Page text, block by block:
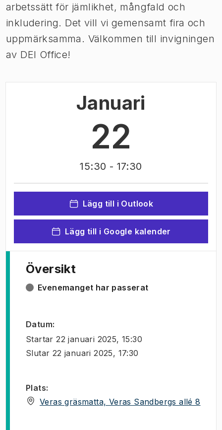
arbetssätt för jämlikhet, mångfald och
inkludering. Det vill vi gemensamt fira och
uppmärksamma. Välkommen till invigningen
av DEI Office!
Januari
22
15:30 - 17:30
Lägg till i Outlook
Lägg till i Google kalender
Översikt
Evenemanget har passerat
Datum:
Startar 22 januari 2025, 15:30
Slutar 22 januari 2025, 17:30
Plats:
Veras gräsmatta, Veras Sandbergs allé 8